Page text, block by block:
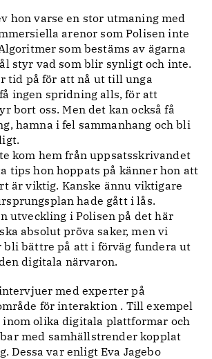
hon varse en stor utmaning med
arenor som Polisen inte
som bestäms av ägarna
styr vad som blir synligt och inte.
tid på för att nå ut till unga
ingen spridning alls, för att
bort oss. Men det kan också få
hamna i fel sammanhang och bli
kom hem från uppsatsskrivandet
tips hon hoppats på känner hon att
är viktig. Kanske ännu viktigare
hade gått i lås.
utveckling i Polisen på det här
absolut pröva saker, men vi
bli bättre på att i förväg fundera ut
digitala närvaron.
med experter på
för interaktion . Till exempel
olika digitala plattformar och
med samhällstrender kopplat
Dessa var enligt Eva Jagebo